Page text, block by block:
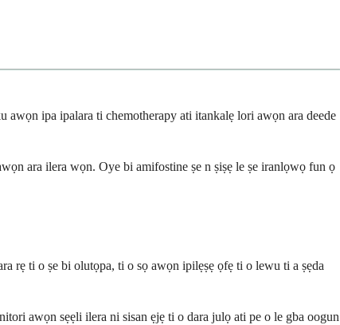
ipa ipalara ti chemotherapy ati itankalẹ lori awọn ara deede
ara ilera wọn. Oye bi amifostine ṣe n ṣiṣẹ le ṣe iranlọwọ fun ọ
rẹ ti o ṣe bi olutọpa, ti o sọ awọn ipilẹṣẹ ọfẹ ti o lewu ti a ṣẹda
awọn sẹẹli ilera ni sisan ẹjẹ ti o dara julọ ati pe o le gba oogun